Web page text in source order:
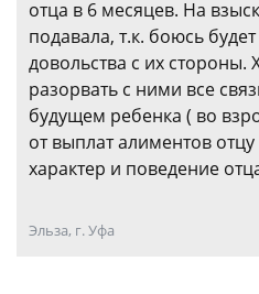
отца в 6 месяцев. На
подавала, т.к. боюсь
довольства с их
разорвать с ними все
будущем ребенка ( во
от выплат алиментов отцу
характер и поведение
Эльза, г. Уфа